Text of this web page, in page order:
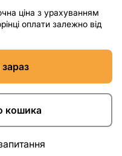
ціна з урахуванням
оплати залежно від
кошика